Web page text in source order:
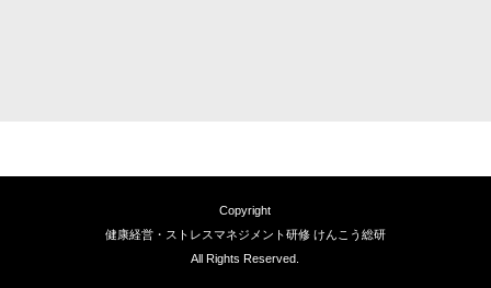
Copyright
健康経営・ストレスマネジメント研修 けんこう総研
All Rights Reserved.